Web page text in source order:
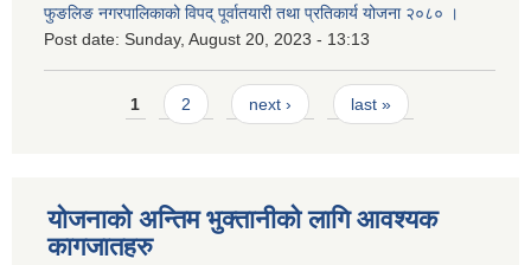
फुङलिङ नगरपालिकाको विपद् पूर्वातयारी तथा प्रतिकार्य योजना २०८० ।
Post date: Sunday, August 20, 2023 - 13:13
Pages1 2 next › last »
योजनाको अन्तिम भुक्तानीको लागि आवश्यक
कागजातहरु